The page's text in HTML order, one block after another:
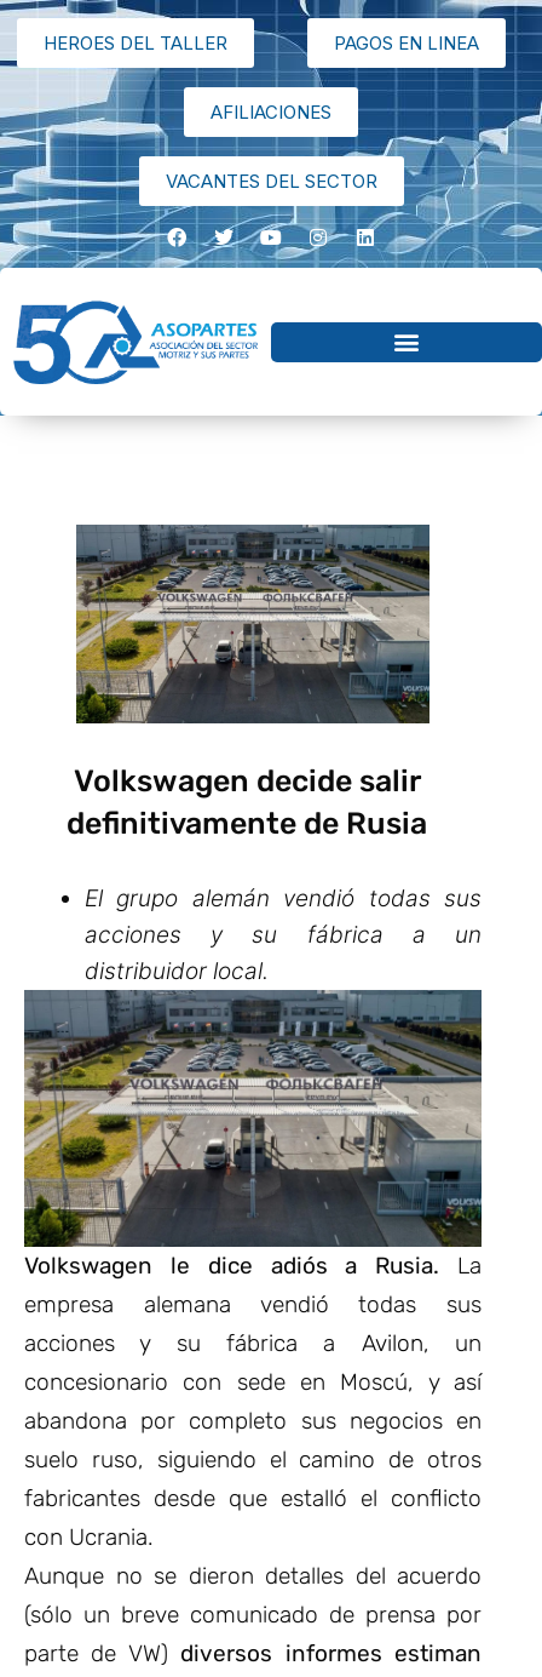
HEROES DEL TALLER PAGOS EN LINEA
AFILIACIONES
VACANTES DEL SECTOR
Volkswagen decide salir
definitivamente de Rusia
El grupo alemán vendió todas sus
acciones y su fábrica a un
distribuidor local.
Volkswagen le dice adiósa Rusia. La
empresa alemana vendió todas sus
acciones y su fábrica a Avilon, un
concesionario con sede en Moscú, y así
abandona por completo sus negocios en
suelo ruso, siguiendo el camino de otros
fabricantes desde que estalló el conflicto
con Ucrania.
Aunque no se dieron detalles del acuerdo
(sólo un breve comunicado de prensa por
parte de VW) diversos informes estiman